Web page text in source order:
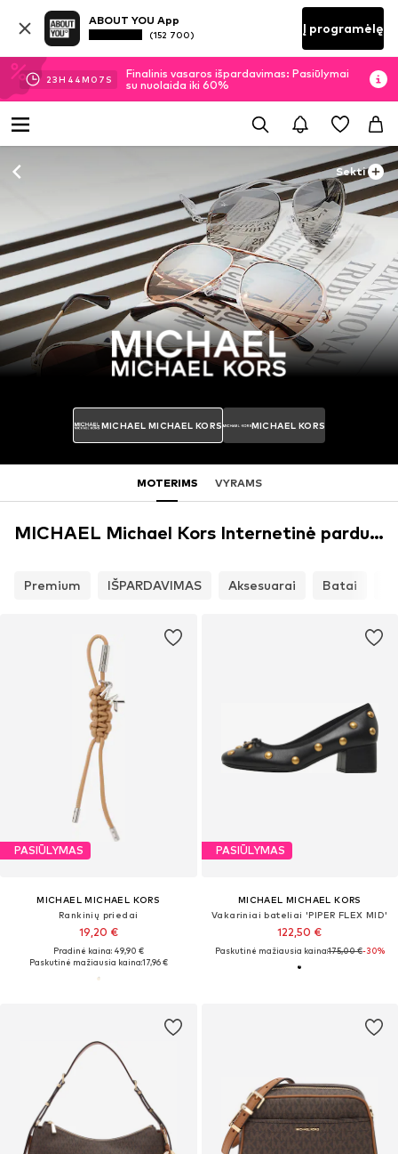
ABOUT YOU App
(152 700) Į programėlę
23H 44M 05 S
Finalinis vasaros išpardavimas: Pasiūlymai
su nuolaida iki 60%
Sekti
MICHAEL MICHAEL KORS MICHAEL KORS
MOTERIMS VYRAMS
MICHAEL Michael Kors Internetinė parduotuvė
Premium IŠPARDAVIMAS Aksesuarai Batai
PASIŪLYMAS
MICHAEL MICHAEL KORS
Rankinių priedai
19,20 €
Pradinė kaina: 49,90 €
Paskutinė mažiausia kaina:17,96 €
PASIŪLYMAS
MICHAEL MICHAEL KORS
Vakariniai bateliai 'PIPER FLEX MID'
122,50 €
Paskutinė mažiausia kaina:175,00 €-30%